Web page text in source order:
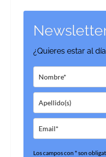
¿Quieres estar al
Los campos con * son